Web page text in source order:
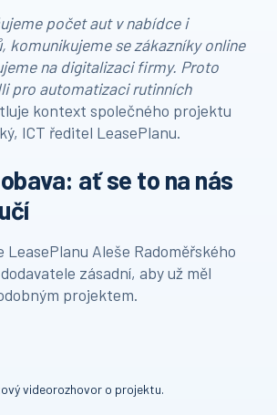
počet aut v nabídce i
komunikujeme se zákazníky online
na digitalizaci firmy. Proto
pro automatizaci rutinních
kontext společného projektu
ICT ředitel LeasePlanu.
ať se to na nás
LeasePlanu Aleše Radoměřského
zásadní, aby už měl
projektem.
videorozhovor o projektu.